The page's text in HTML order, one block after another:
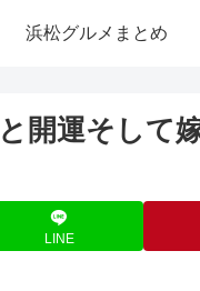
浜松グルメまとめ
開運そして
LINE